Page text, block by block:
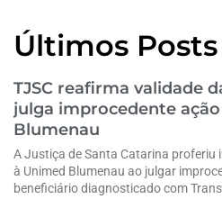
Últimos Posts
TJSC reafirma validade
julga improcedente
Blumenau
A Justiça de Santa Catarina
à Unimed Blumenau ao julgar
beneficiário diagnosticado com